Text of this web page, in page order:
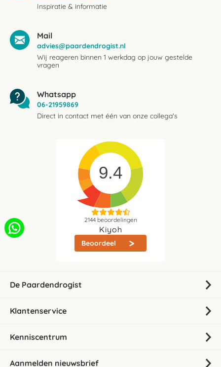
Inspiratie & informatie
Mail
advies@paardendrogist.nl
Wij reageren binnen 1 werkdag op jouw gestelde
vragen
Whatsapp
06-21959869
Direct in contact met één van onze collega's
9.4
2144beoordelingen
Kiyoh
Beoordeel
De Paardendrogist
Klantenservice
Kenniscentrum
Aanmelden nieuwsbrief